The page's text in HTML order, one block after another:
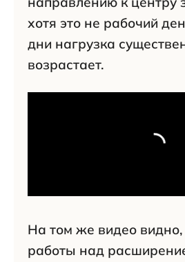
хотя это не рабочий
дни нагрузка
возрастает.
На том же видео видно,
работы над